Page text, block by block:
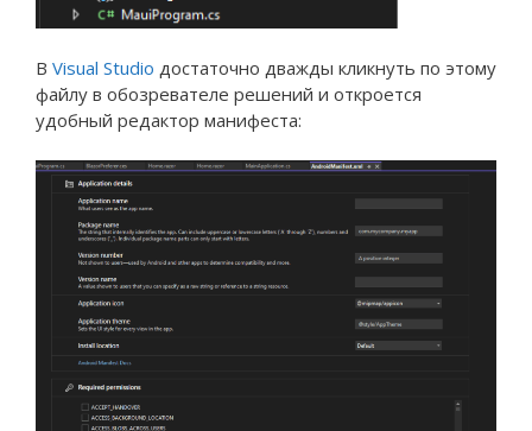
В Visual Studio достаточно дважды кликнуть по этому
файлу в обозревателе решений и откроется
удобный редактор манифеста: